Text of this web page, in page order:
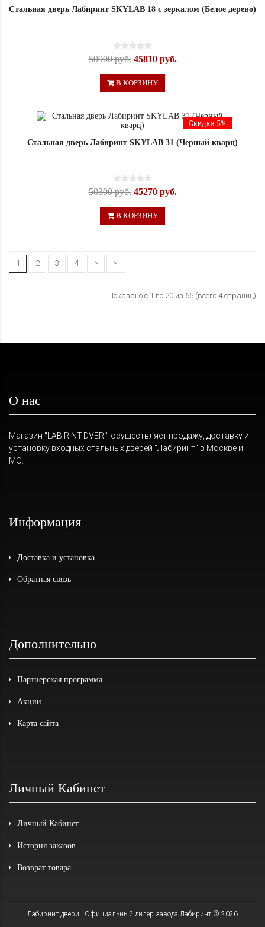
Стальная дверь Лабиринт SKYLAB 18 с зеркалом (Белое дерево)
50900 руб. 45810 руб.
В КОРЗИНУ
Скидка 5%
Стальная дверь Лабиринт SKYLAB 31 (Черный кварц)
50300 руб. 45270 руб.
В КОРЗИНУ
1 2 3 4 > >|
Показано с 1 по 20 из 65 (всего 4 страниц)
О нас
Магазин "LABIRINT-DVERI" осуществляет продажу, доставку и
установку входных стальных дверей "Лабиринт" в Москве и
МО.
Информация
Доставка и установка
Обратная связь
Дополнительно
Партнерская программа
Акции
Карта сайта
Личный Кабинет
Личный Кабинет
История заказов
Возврат товара
Лабиринт двери | Официальный дилер завода Лабиринт © 2026